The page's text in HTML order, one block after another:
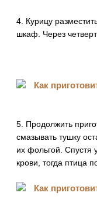
4. Курицу
шкаф. Через
5. Продолжить
смазывать тушку
их фольгой. Спустя
крови, тогда птица